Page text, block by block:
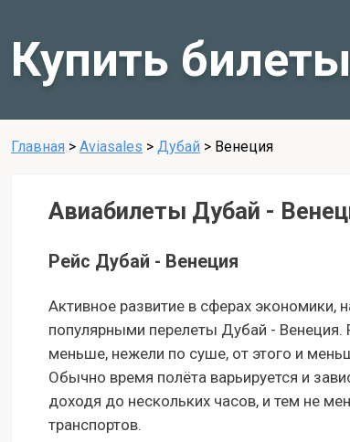
Купить
Главная > Aviasales > Дубай > Венеция
Авиабилеты Дубай -
Рейс Дубай - Венеция
Активное развитие в сферах экономики,
популярными перелеты Дубай -
меньше, нежели по суше, от этого и
Обычно время полёта варьируется и
доходя до нескольких часов, и тем не
транспортов.